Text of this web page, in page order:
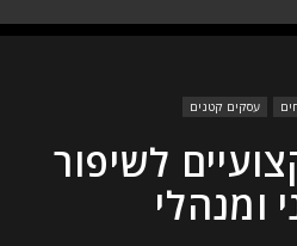
עסקים קטנים
לשיפור
ומנהלי